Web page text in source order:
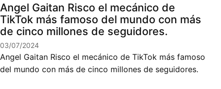
Angel Gaitan Risco el mecánico de
TikTok más famoso del mundo con más
de cinco millones de seguidores.
03/07/2024
Angel Gaitan Risco el mecánico de TikTok más famoso
del mundo con más de cinco millones de seguidores.